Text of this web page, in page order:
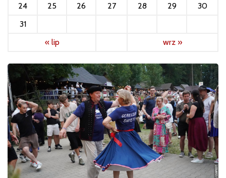
24
25 26 27 28 29
30
31
« lip
wrz »